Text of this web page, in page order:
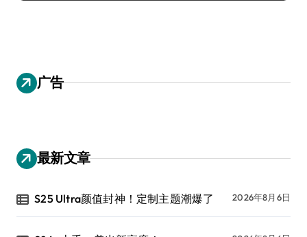
广告
最新文章
S25 Ultra颜值封神！定制主题潮爆了 2026年8月6日